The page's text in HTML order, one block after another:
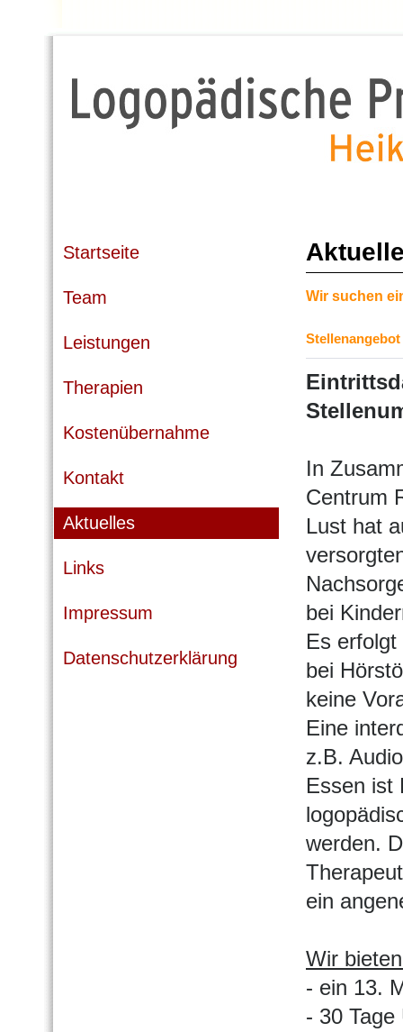
Startseite
Team
Leistungen
Therapien
Kostenübernahme
Kontakt
Aktuelles
Links
Impressum
Datenschutzerklärung
Wir suchen
In
Centrum
Lust hat
bei
Es erfolgt
bei
keine
Eine
z.B.
Essen ist
werden.
ein
Wir
- ein 13.
- 30 Tage